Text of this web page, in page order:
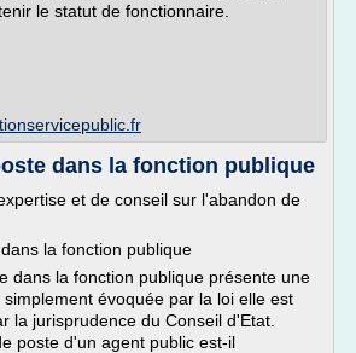
le statut de fonctionnaire.
dans la fonction publique
et de conseil sur l'abandon de
la fonction publique
dans la fonction publique présente une
évoquée par la loi elle est
la jurisprudence du Conseil d'Etat.
poste d'un agent public est-il